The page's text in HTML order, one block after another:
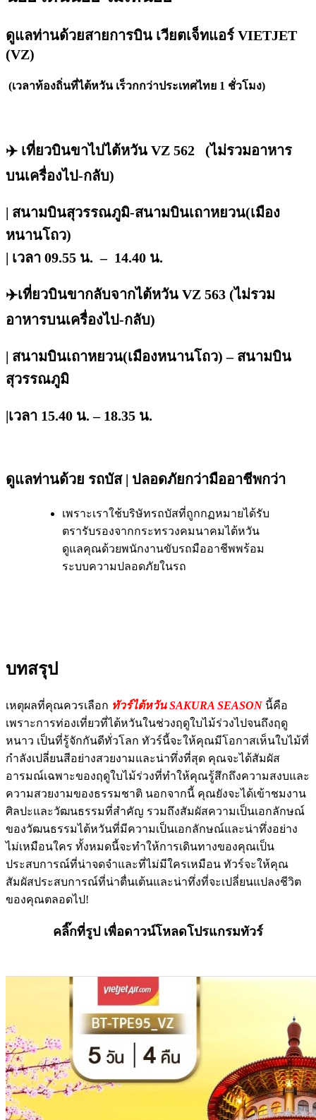
ดูแลท่านด้วยสายการบิน เวียตเจ็ทแอร์ VIETJET
(VZ)
(เวลาท้องถิ่นที่ไต้หวัน เร็วกกว่าประเทศไทย 1 ชั่วโมง)
✈️ เที่ยวบินขาไปไต้หวัน VZ 562
(ไม่รวมอาหาร
บนเครื่องไป-กลับ)
| สนามบินสุวรรณภูมิ-สนามบินเถาหยวน(เมือง
หนานโถว)
| เวลา 09.55 น. – 14.40 น.
✈️เที่ยวบินขากลับจากไต้หวัน VZ 563 (ไม่รวม
อาหารบนเครื่องไป-กลับ)
| สนามบินเถาหยวน(เมืองหนานโถว)– สนามบิน
สุวรรณภูมิ
|เวลา 15.40 น. – 18.35 น.
ดูแลท่านด้วย รถบัส | ปลอดภัยกว่ามืออาชีพกว่า
เพราะเราใช้บริษัทรถบัสที่ถูกกฏหมายได้รับ
ตรารับรองจากกระทรวงคมนาคมไต้หวัน
ดูแลคุณด้วยพนักงานขับรถมืออาชีพพร้อม
ระบบความปลอดภัยในรถ
บทสรุป
เหตุผลที่คุณควรเลือก ทัวร์ไต้หวัน SAKURA SEASON นี้คือ
เพราะการท่องเที่ยวที่ไต้หวันในช่วงฤดูใบไม้ร่วงไปจนถึงฤดู
หนาว เป็นที่รู้จักกันดีทั่วโลก ทัวร์นี้จะให้คุณมีโอกาสเห็นใบไม้ที่
กำลังเปลี่ยนสีอย่างสวยงามและน่าทึ่งที่สุด คุณจะได้สัมผัส
อารมณ์เฉพาะของฤดูใบไม้ร่วงที่ทำให้คุณรู้สึกถึงความสงบและ
ความสวยงามของธรรมชาติ นอกจากนี้ คุณยังจะได้เข้าชมงาน
ศิลปะและวัฒนธรรมที่สำคัญ รวมถึงสัมผัสความเป็นเอกลักษณ์
ของวัฒนธรรมไต้หวันที่มีความเป็นเอกลักษณ์และน่าทึ่งอย่าง
ไม่เหมือนใคร ทั้งหมดนี้จะทำให้การเดินทางของคุณเป็น
ประสบการณ์ที่น่าจดจำและที่ไม่มีใครเหมือน ทัวร์จะให้คุณ
สัมผัสประสบการณ์ที่น่าตื่นเต้นและน่าทึ่งที่จะเปลี่ยนแปลงชีวิต
ของคุณตลอดไป!
คลิ๊กที่รูป เพื่อดาวน์โหลดโปรแกรมทัวร์